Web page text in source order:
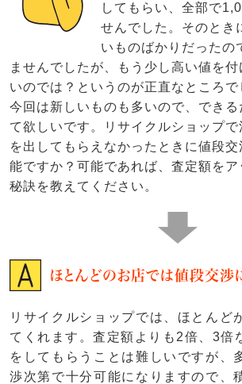
してもらい、全部で
せんでした。そのとき
いものばかりだったの
ませんでしたが、もう少し高い値を付
いのでは？というのが正直なところで
今回は新しいものも多いので、できる
て欲しいです。リサイクルショップ
を出してもらえなかったときに値段
能ですか？可能であれば、査定額を
秘訣を教えてください。
ほとんどのお店では値段交渉
リサイクルショップでは、ほとんど
てくれます。査定額よりも2倍、3倍
をしてもらうことは難しいですが、
渉次第で十分可能になりますので、